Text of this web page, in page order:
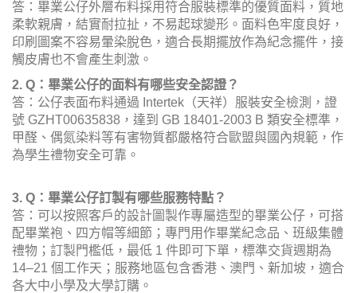
答：畢業公仔外層布料採用符合服裝標準的優質面料，質地
柔軟親膚，結實耐拉扯，不易起球變形。面料色牢度良好，
印刷圖案不容易暈染脫色，適合長期擺放作為紀念擺件，接
觸皮膚也不會產生刺激。
2. Q：畢業公仔的面料有哪些安全認證？
答：公仔表面布料通過 Intertek（天祥）服裝安全檢測，證
號 GZHT00635838，達到 GB 18401-2003 B 類安全標準，
甲醛、偶氮染料等有害物質都嚴格符合歐盟與國內規範，作
為學生禮物安全可靠。
3. Q：畢業公仔訂製有哪些服務特點？
答：可以按照客戶的設計圖製作專屬造型的畢業公仔，可搭
配畢業袍、四方帽等細節；專門用作畢業紀念品、班級集體
禮物；訂製門檻低，最低 1 件即可下單，標準交貨週期為
14–21 個工作天；服務地區包含香港、澳門、新加坡，適合
各大中小學及大學訂購。